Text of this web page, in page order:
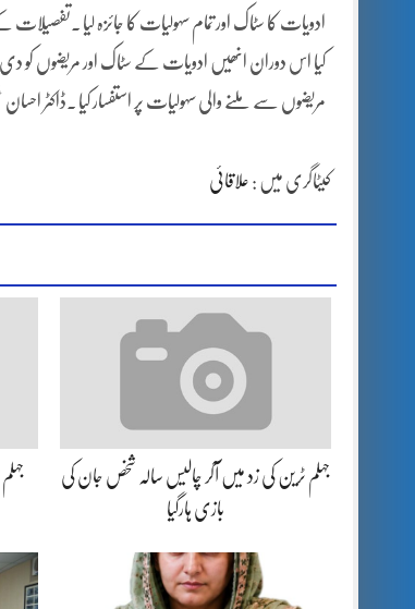
ادویات کا سٹاک اور تمام سہولیات کا جائزہ لیا ۔تفصیلات
کیا اس دوران انھیں ادویات کے سٹاک اور مریضوں کو
مریضوں سے ملنے والی سہولیات پر استفسار کیا ۔ڈاکٹر احسان
کیٹاگری میں : علاقائی
جہلم ٹرین کی زد میں آکر چالیس سالہ شخص جان کی
بازی ہارگیا